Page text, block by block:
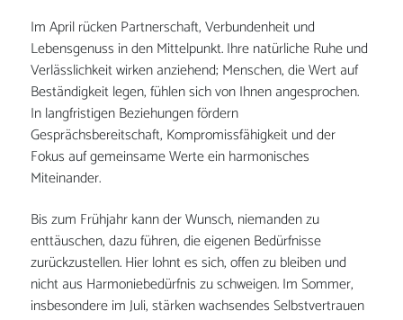
Im April rücken Partnerschaft, Verbundenheit und
Lebensgenuss in den Mittelpunkt. Ihre natürliche Ruhe und
Verlässlichkeit wirken anziehend; Menschen, die Wert auf
Beständigkeit legen, fühlen sich von Ihnen angesprochen.
In langfristigen Beziehungen fördern
Gesprächsbereitschaft, Kompromissfähigkeit und der
Fokus auf gemeinsame Werte ein harmonisches
Miteinander.
Bis zum Frühjahr kann der Wunsch, niemanden zu
enttäuschen, dazu führen, die eigenen Bedürfnisse
zurückzustellen. Hier lohnt es sich, offen zu bleiben und
nicht aus Harmoniebedürfnis zu schweigen. Im Sommer,
insbesondere im Juli, stärken wachsendes Selbstvertrauen